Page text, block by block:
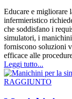
Educare e migliorare
infermieristico
che soddisfano i
simulatori, i
forniscono soluzioni
efficace alle
Leggi tutto...